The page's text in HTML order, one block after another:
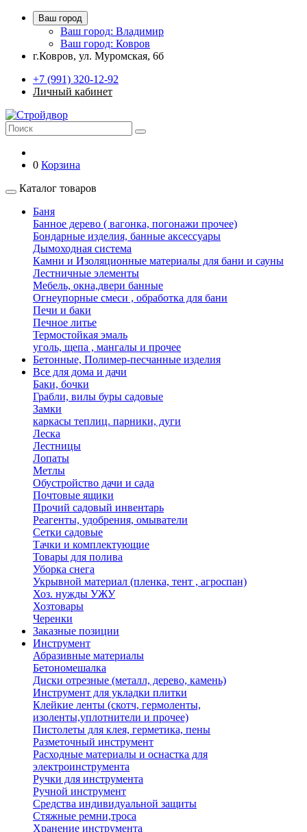
Ваш город
Ваш город: Владимир
Ваш город: Ковров
г.Ковров, ул. Муромская, 6б
+7 (991) 320-12-92
Личный кабинет
0 Корзина
Каталог товаров
Баня
Банное дерево ( вагонка, погонажи прочее)
Бондарные изделия, банные аксессуары
Дымоходная система
Камни и Изоляционные материалы для бани и сауны
Лестничные элементы
Мебель, окна,двери банные
Огнеупорные смеси , обработка для бани
Печи и баки
Печное литье
Термостойкая эмаль
уголь, щепа , мангалы и прочее
Бетонные, Полимер-песчанные изделия
Все для дома и дачи
Баки, бочки
Грабли, вилы буры садовые
Замки
каркасы теплиц. парники, дуги
Леска
Лестницы
Лопаты
Метлы
Обустройство дачи и сада
Почтовые ящики
Прочий садовый инвентарь
Реагенты, удобрения, омыватели
Сетки садовые
Тачки и комплектующие
Товары для полива
Уборка снега
Укрывной материал (пленка, тент , агроспан)
Хоз. нужды УЖУ
Хозтовары
Черенки
Заказные позиции
Инструмент
Абразивные материалы
Бетономешалка
Диски отрезные (металл, дерево, камень)
Инструмент для укладки плитки
Клейкие ленты (скотч, гермоленты,
изоленты,уплотнители и прочее)
Пистолеты для клея, герметика, пены
Разметочный инструмент
Расходные материалы и оснастка для
электроинструмента
Ручки для инструмента
Ручной инструмент
Средства индивидуальной защиты
Стяжные ремни,троса
Хранение инструмента